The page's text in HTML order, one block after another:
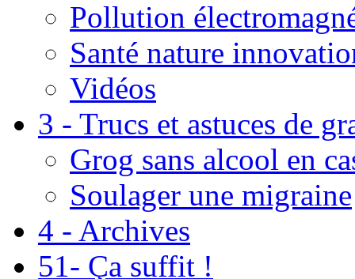
Pollution
Santé nature
Vidéos
3 - Trucs et astuces de
Grog sans alcool en
Soulager une migraine
4 - Archives
51- Ça suffit !